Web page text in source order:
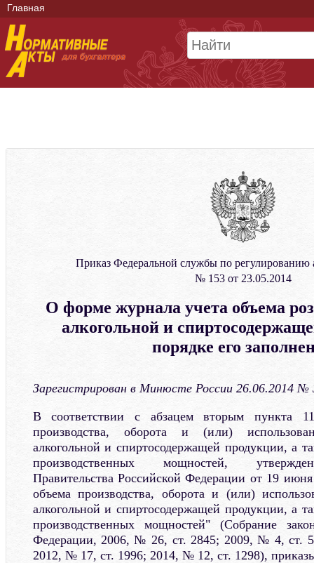
Главная
Приказ Федеральной службы по регулированию
№ 153 от 23.05.2014
О форме журнала учета объема
алкогольной и
порядке его
Зарегистрирован в Минюсте России 26.06.2014 №
В соответствии с абзацем вторым пункта
производства, оборота и (или)
алкогольной и спиртосодержащей продукции, а
производственных мощностей,
Правительства Российской Федерации от 19
объема производства, оборота и (или)
алкогольной и спиртосодержащей продукции, а
производственных мощностей" (Собрание
Федерации, 2006, № 26, ст. 2845; 2009, № 4, ст.
2012, № 17, ст. 1996; 2014, № 12, ст. 1298),